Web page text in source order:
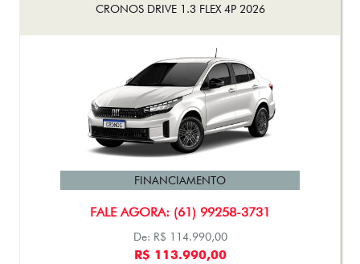
CRONOS DRIVE 1.3 FLEX 4P 2026
FALE AGORA: (61) 99258-3731
FINANCIAMENTO
De: R$ 114.990,00
R$ 113.990,00